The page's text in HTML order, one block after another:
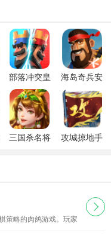
部落冲突皇
室战争官方
安卓版
海岛奇兵安
卓版下载
2026最新版
三国杀名将
攻城掠地手
策略的肉鸽游戏。玩家
下载